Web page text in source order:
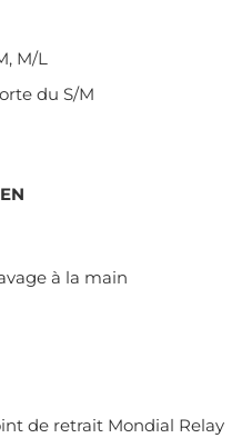
M/L
du S/M
à la main
de retrait Mondial Relay